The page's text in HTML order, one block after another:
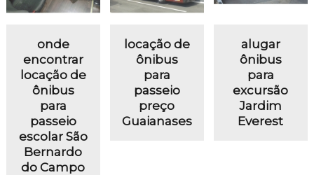
onde
encontrar
locação de
ônibus
para
passeio
escolar São
Bernardo
do Campo
locação de
ônibus
para
passeio
preço
Guaianases
alugar
ônibus
para
excursão
Jardim
Everest